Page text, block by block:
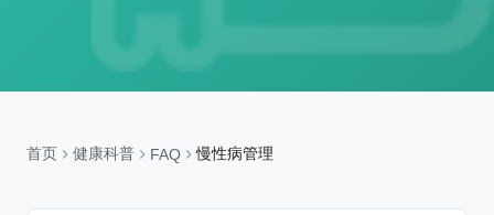
首页 健康科普 FAQ 慢性病管理